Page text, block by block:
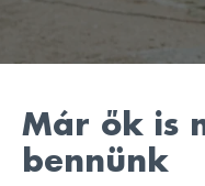
Már ők is
bennünk